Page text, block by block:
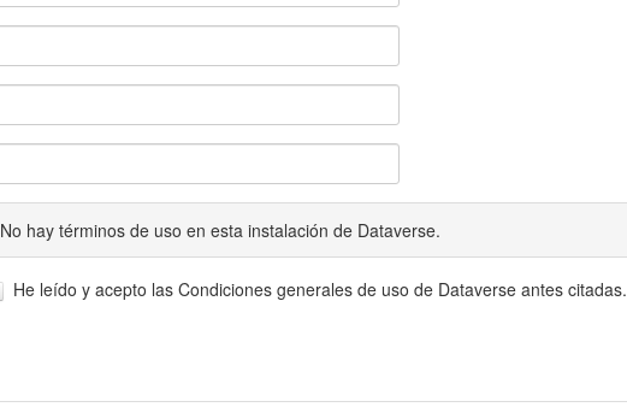
No hay términos de uso en esta instalación de Dataverse.
He leído y acepto las Condiciones generales de uso de Dataverse antes citadas.